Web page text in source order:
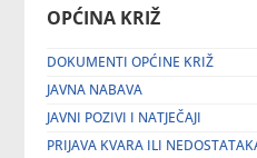
OPĆINA KRIŽ
DOKUMENTI OPĆINE KRIŽ
JAVNA NABAVA
JAVNI POZIVI I NATJEČAJI
PRIJAVA KVARA ILI